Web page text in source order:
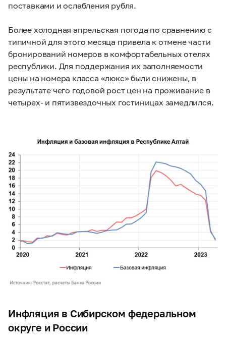
поставками и ослабления рубля.
Более холодная апрельская погода по сравнению с
типичной для этого месяца привела к отмене части
бронирований номеров в комфортабельных отелях
республики. Для поддержания их заполняемости
цены на номера класса «люкс» были снижены, в
результате чего годовой рост цен на проживание в
четырех- и пятизвездочных гостиницах замедлился.
Инфляция в Сибирском федеральном
округе и России